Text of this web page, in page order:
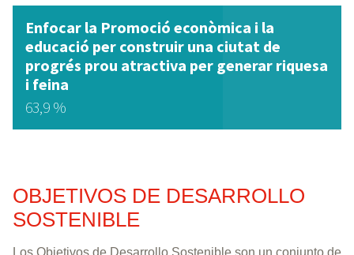
Enfocar la Promoció econòmica i la
educació per construir una ciutat de
progrés prou atractiva per generar riquesa
i feina
63,9 %
OBJETIVOS DE DESARROLLO
SOSTENIBLE